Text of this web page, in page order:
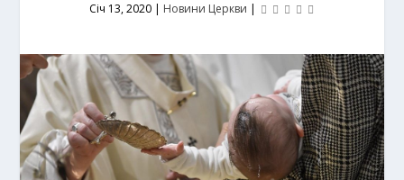
Січ 13, 2020 | Новини Церкви |